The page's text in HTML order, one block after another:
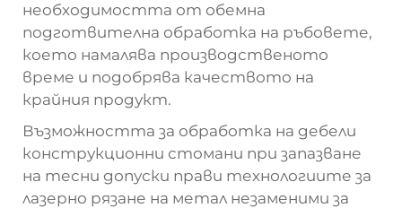
необходимостта от обемна
подготвителна обработка на ръбовете,
което намалява производственото
време и подобрява качеството на
крайния продукт.
Възможността за обработка на дебели
конструкционни стомани при запазване
на тесни допуски прави технологиите за
лазерно рязане на метал незаменими за